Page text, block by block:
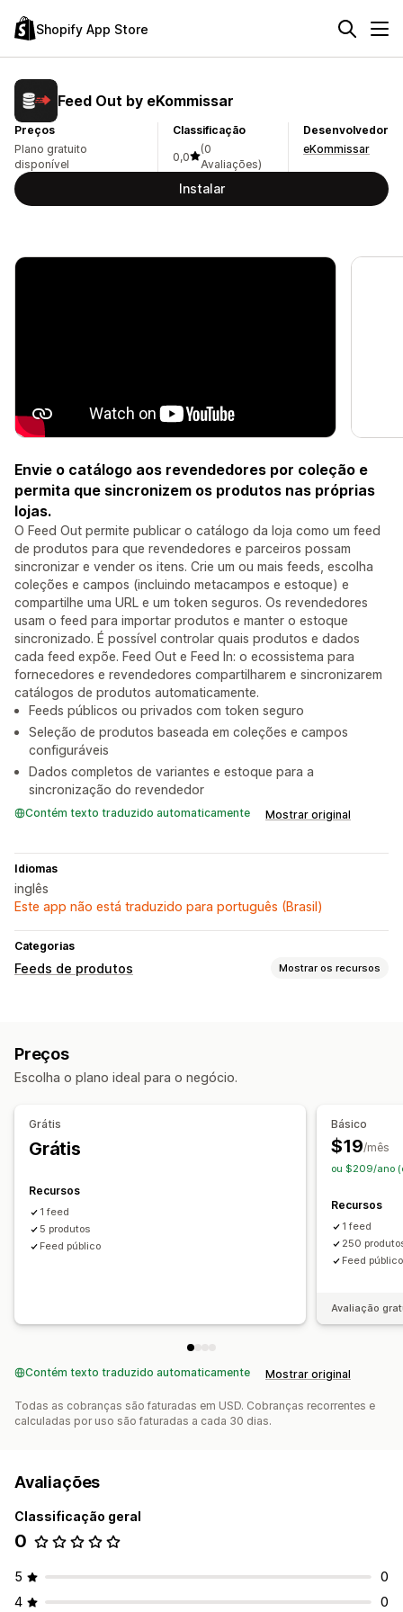
Shopify App Store
Feed Out by eKommissar
Preços
Plano gratuito
disponível
Classificação
0,0
(0
Avaliações)
Desenvolvedor
eKommissar
Instalar
Envie o catálogo aos revendedores por coleção e
permita que sincronizem os produtos nas próprias
lojas.
O Feed Out permite publicar o catálogo da loja como um feed
de produtos para que revendedores e parceiros possam
sincronizar e vender os itens. Crie um ou mais feeds, escolha
coleções e campos (incluindo metacampos e estoque) e
compartilhe uma URL e um token seguros. Os revendedores
usam o feed para importar produtos e manter o estoque
sincronizado. É possível controlar quais produtos e dados
cada feed expõe. Feed Out e Feed In: o ecossistema para
fornecedores e revendedores compartilharem e sincronizarem
catálogos de produtos automaticamente.
Feeds públicos ou privados com token seguro
Seleção de produtos baseada em coleções e campos
configuráveis
Dados completos de variantes e estoque para a
sincronização do revendedor
Contém texto traduzido automaticamente Mostrar original
Idiomas
inglês
Este app não está traduzido para português (Brasil)
Categorias
Feeds de produtos Mostrar os recursos
Sincronização variante
Seleção de produtos
Preços
Escolha o plano ideal para o negócio.
Grátis
Grátis
Recursos
1 feed
5 produtos
Feed público
Básico
$19/mês
ou $209/ano
Recursos
1 feed
250
Feed
Avaliação
Contém texto traduzido automaticamente Mostrar original
Todas as cobranças são faturadas em USD. Cobranças recorrentes e
calculadas por uso são faturadas a cada 30 dias.
Avaliações
Classificação geral
0
5
0
4
0